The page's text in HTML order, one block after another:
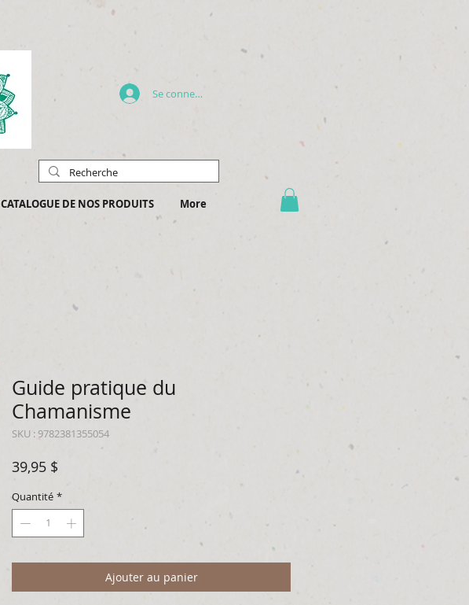
Se connecter
CATALOGUE DE NOS PRODUITS More
Guide pratique du
Chamanisme
SKU : 9782381355054
39,95 $
Quantité *
Ajouter au panier